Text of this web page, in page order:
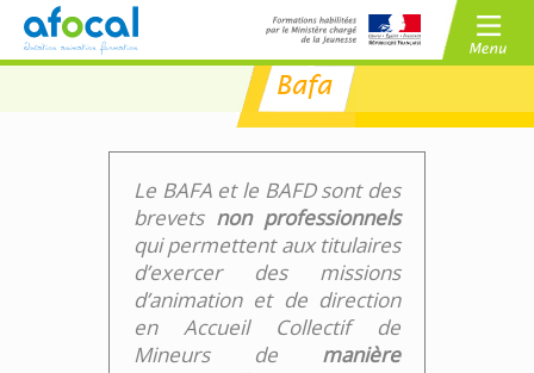
BAFA
BPJEPS
/
CPJEPS
Bafa
Le BAFA et le BAFD sont des
brevets non professionnels
qui permettent aux titulaires
d’exercer des missions
d’animation et de direction
en Accueil Collectif de
Mineurs de manière